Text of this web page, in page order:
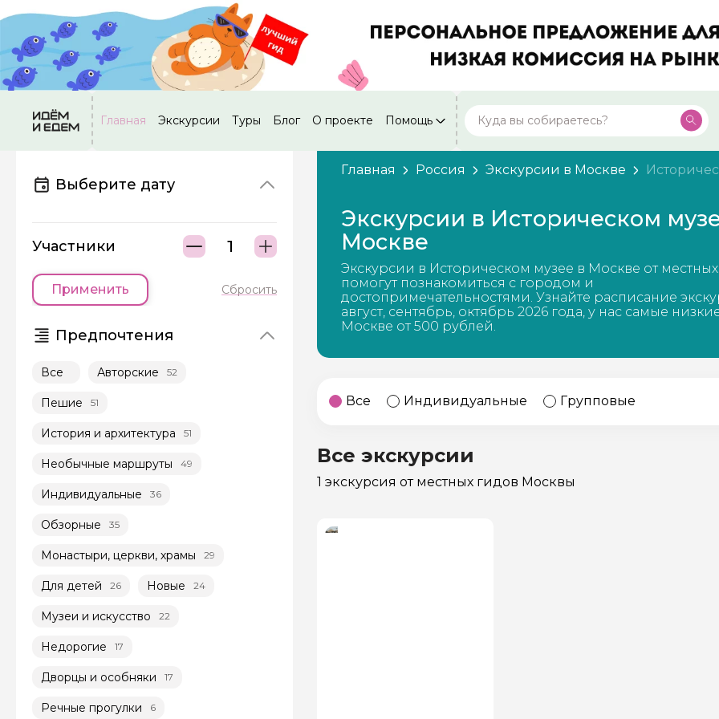
Главная Экскурсии Туры Блог О проекте Помощь
Москва
Россия
Нижний Новгород
Калининград
Россия
Кисловодск
Россия
20 экскурсий
Дербент 17 экскурсий
Посмотреть все города
Выберите дату
Участники
Применить Сбросить
Предпочтения
Все Авторские 52
Пешие 51
История и архитектура 51
Необычные маршруты 49
Индивидуальные 36
Обзорные 35
Монастыри, церкви, храмы 29
Для детей 26 Новые 24
Музеи и искусство 22
Недорогие 17
Дворцы и особняки 17
Речные прогулки 6
Главная Россия Экскурсии в Москве
Экскурсии в Историческом
Москве
Экскурсии в Историческом музее в Москве от
помогут познакомиться с городом и
достопримечательностями. Узнайте расписание
август, сентябрь, октябрь 2026 года, у нас самые
Москве от 500 рублей.
Все Индивидуальные Групповые
Все экскурсии
1 экскурсия от местных гидов Москвы